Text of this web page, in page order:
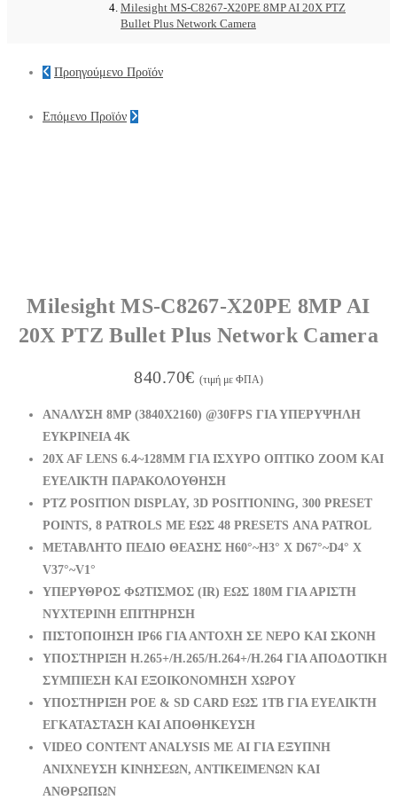
Milesight MS-C8267-X20PE 8MP AI 20X PTZ
Bullet Plus Network Camera
Προηγούμενο Προϊόν
Επόμενο Προϊόν
Milesight MS-C8267-X20PE 8MP AI
20X PTZ Bullet Plus Network Camera
840.70€ (τιμή με ΦΠΑ)
ΑΝΑΛΥΣΗ 8MP (3840X2160) @30FPS ΓΙΑ ΥΠΕΡΥΨΗΛΗ
ΕΥΚΡΙΝΕΙΑ 4K
20X AF LENS 6.4~128MM ΓΙΑ ΙΣΧΥΡΟ ΟΠΤΙΚΟ ZOOM ΚΑΙ
ΕΥΕΛΙΚΤΗ ΠΑΡΑΚΟΛΟΥΘΗΣΗ
PTZ POSITION DISPLAY, 3D POSITIONING, 300 PRESET
POINTS, 8 PATROLS ΜΕ ΕΩΣ 48 PRESETS ΑΝΑ PATROL
ΜΕΤΑΒΛΗΤΟ ΠΕΔΙΟ ΘΕΑΣΗΣ H60°~H3° X D67°~D4° X
V37°~V1°
ΥΠΕΡΥΘΡΟΣ ΦΩΤΙΣΜΟΣ (IR) ΕΩΣ 180M ΓΙΑ ΑΡΙΣΤΗ
ΝΥΧΤΕΡΙΝΗ ΕΠΙΤΗΡΗΣΗ
ΠΙΣΤΟΠΟΙΗΣΗ IP66 ΓΙΑ ΑΝΤΟΧΗ ΣΕ ΝΕΡΟ ΚΑΙ ΣΚΟΝΗ
ΥΠΟΣΤΗΡΙΞΗ H.265+/H.265/H.264+/H.264 ΓΙΑ ΑΠΟΔΟΤΙΚΗ
ΣΥΜΠΙΕΣΗ ΚΑΙ ΕΞΟΙΚΟΝΟΜΗΣΗ ΧΩΡΟΥ
ΥΠΟΣΤΗΡΙΞΗ POE & SD CARD ΕΩΣ 1TB ΓΙΑ ΕΥΕΛΙΚΤΗ
ΕΓΚΑΤΑΣΤΑΣΗ ΚΑΙ ΑΠΟΘΗΚΕΥΣΗ
VIDEO CONTENT ANALYSIS ΜΕ AI ΓΙΑ ΕΞΥΠΝΗ
ΑΝΙΧΝΕΥΣΗ ΚΙΝΗΣΕΩΝ, ΑΝΤΙΚΕΙΜΕΝΩΝ ΚΑΙ
ΑΝΘΡΩΠΩΝ